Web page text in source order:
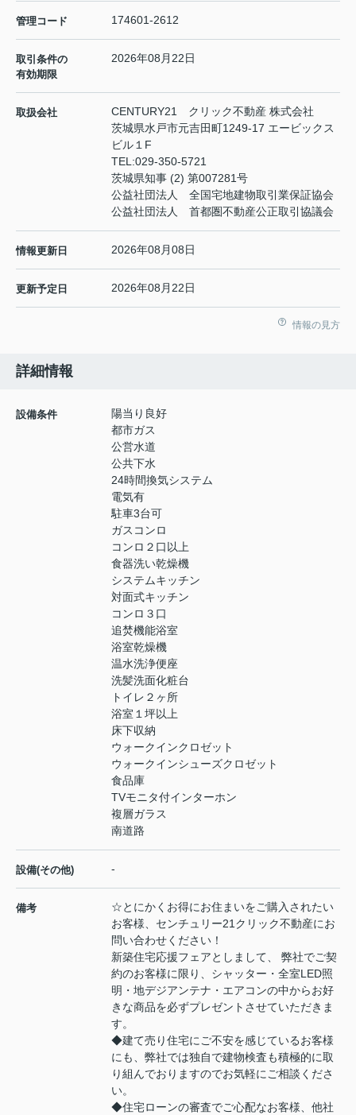
管理コード 174601-2612
取引条件の
有効期限
2026年08月22日
取扱会社
CENTURY21 クリック不動産 株式会社
茨城県水戸市元吉田町1249-17 エービックス
ビル１F
TEL:029-350-5721
茨城県知事 (2) 第007281号
公益社団法人 全国宅地建物取引業保証協会
公益社団法人 首都圏不動産公正取引協議会
情報更新日 2026年08月08日
更新予定日 2026年08月22日
情報の見方
詳細情報
設備条件
陽当り良好
都市ガス
公営水道
公共下水
24時間換気システム
電気有
駐車3台可
ガスコンロ
コンロ２口以上
食器洗い乾燥機
システムキッチン
対面式キッチン
コンロ３口
追焚機能浴室
浴室乾燥機
温水洗浄便座
洗髪洗面化粧台
トイレ２ヶ所
浴室１坪以上
床下収納
ウォークインクロゼット
ウォークインシューズクロゼット
食品庫
TVモニタ付インターホン
複層ガラス
南道路
設備(その他) -
備考
☆とにかくお得にお住まいをご購入されたい
お客様、センチュリー21クリック不動産にお
問い合わせください！
新築住宅応援フェアとしまして、 弊社でご契
約のお客様に限り、シャッター・全室LED照
明・地デジアンテナ・エアコンの中からお好
きな商品を必ずプレゼントさせていただきま
す。
◆建て売り住宅にご不安を感じているお客様
にも、弊社では独自で建物検査も積極的に取
り組んでおりますのでお気軽にご相談くださ
い。
◆住宅ローンの審査でご心配なお客様、他社